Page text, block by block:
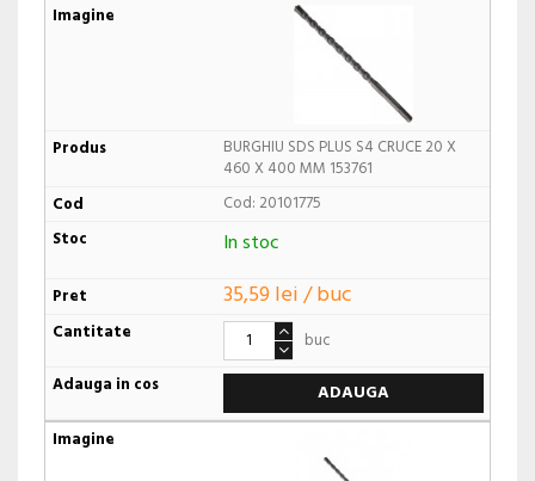
BURGHIU SDS PLUS S4 CRUCE 20 X
460 X 400 MM 153761
Cod: 20101775
In stoc
35,59 lei / buc
buc
ADAUGA